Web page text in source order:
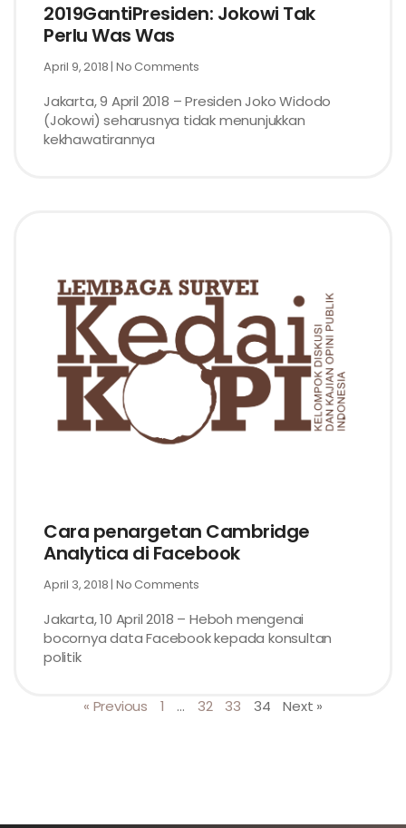
2019GantiPresiden: Jokowi Tak
Perlu Was Was
April 9, 2018 No Comments
Jakarta, 9 April 2018 – Presiden Joko Widodo
(Jokowi) seharusnya tidak menunjukkan
kekhawatirannya
Cara penargetan Cambridge
Analytica di Facebook
April 3, 2018 No Comments
Jakarta, 10 April 2018 – Heboh mengenai
bocornya data Facebook kepada konsultan
politik
« Previous 1 … 32 33 34 Next »